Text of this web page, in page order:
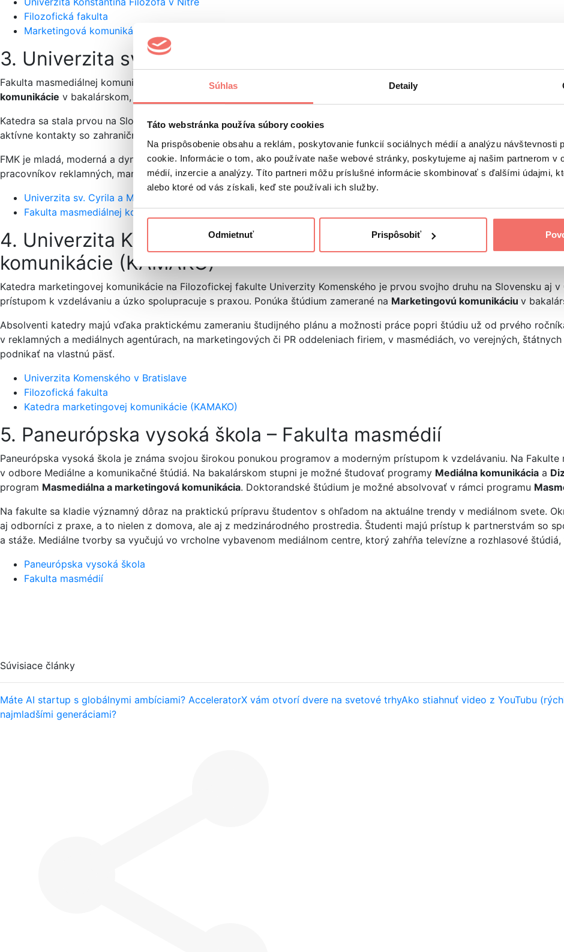
Súhlas Detaily
Táto webstránka používa súbory cookies
Na prispôsobenie obsahu a reklám, poskytovanie funkcií sociálnych médií a analýzu návštevnosti
cookie. Informácie o tom, ako používate naše webové stránky, poskytujeme aj našim partnerom v
médií, inzercie a analýzy. Títo partneri môžu príslušné informácie skombinovať s ďalšími údajmi,
alebo ktoré od vás získali, keď ste používali ich služby.
Odmietnuť Prispôsobiť
Filozofická fakulta
Marketingová komunikácia a reklama
3. Univerzita sv. Cyrila a Metoda v Trnave – Fakulta
Fakulta masmediálnej komunikácie je súčasťou Univerzity sv. Cyrila a Metoda v Trnave a je známa svojím moderným
komunikácie v bakalárskom, magisterskom aj doktorandskom stupni štúdia.
Katedra sa stala prvou na Slovensku, ktorá poskytuje komplexné vzdelanie v oblasti mediálnej komunikácie. Postupne sa
aktívne kontakty so zahraničnými univerzitami a prispievajúcu do diskusií o trendoch v mediálnej spoločnosti.
FMK je mladá, moderná a dynamická fakulta, ktorá sa stala alma mater mnohých úspešných žurnalistov, mediálnych
pracovníkov reklamných, marketingových a PR agentúr, ako aj renomovaných pedagógov a odborníkov z praxe.
Univerzita sv. Cyrila a Metoda v Trnave
Fakulta masmediálnej komunikácie (FMK)
4. Univerzita Komenského v Bratislave – Filozofická fakulta,
komunikácie (KAMAKO)
Katedra marketingovej komunikácie na Filozofickej fakulte Univerzity Komenského je prvou svojho druhu na Slovensku aj
prístupom k vzdelávaniu a úzko spolupracuje s praxou. Ponúka štúdium zamerané na Marketingovú komunikáciu v
Absolventi katedry majú vďaka praktickému zameraniu študijného plánu a možnosti práce popri štúdiu už od prvého
v reklamných a mediálnych agentúrach, na marketingových či PR oddeleniach firiem, v masmédiách, vo verejných,
podnikať na vlastnú päsť.
Univerzita Komenského v Bratislave
Filozofická fakulta
Katedra marketingovej komunikácie (KAMAKO)
5. Paneurópska vysoká škola – Fakulta masmédií
Paneurópska vysoká škola je známa svojou širokou ponukou programov a moderným prístupom k vzdelávaniu. Na
v odbore Mediálne a komunikačné štúdiá. Na bakalárskom stupni je možné študovať programy Mediálna komunikácia a
program Masmediálna a marketingová komunikácia. Doktorandské štúdium je možné absolvovať v rámci programu
Na fakulte sa kladie významný dôraz na praktickú prípravu študentov s ohľadom na aktuálne trendy v mediálnom svete.
aj odborníci z praxe, a to nielen z domova, ale aj z medzinárodného prostredia. Študenti majú prístup k partnerstvám so
a stáže. Mediálne tvorby sa vyučujú vo vrcholne vybavenom mediálnom centre, ktorý zahŕňa televízne a rozhlasové
Paneurópska vysoká škola
Fakulta masmédií
Súvisiace články
Máte AI startup s globálnymi ambíciami? AcceleratorX vám otvorí dvere na svetové trhyAko stiahnuť video z YouTubu
najmladšími generáciami?